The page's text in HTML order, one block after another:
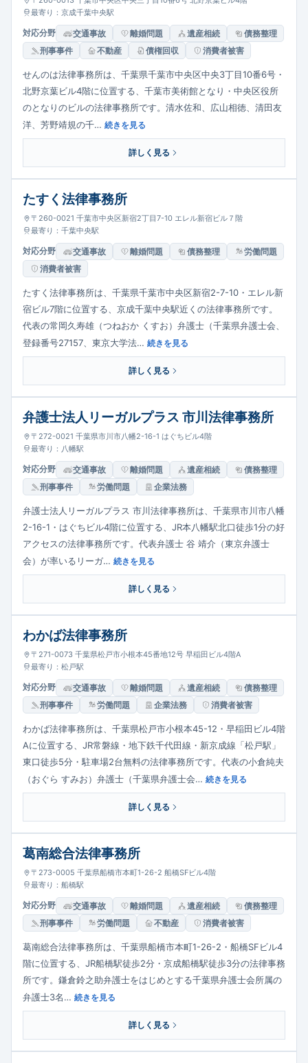
最寄り：京成千葉中央駅
対応分野 交通事故 離婚問題 遺産相続
債務整理
刑事事件
不動産 債権回収 消費者被害
せんのは法律事務所は、千葉県千葉市中央区中央3丁目10番6号・
北野京葉ビル4階に位置する、千葉市美術館となり・中央区役所
のとなりのビルの法律事務所です。清水佐和、広山相徳、清田友
洋、芳野靖規の千… 続きを見る
詳しく見る
たすく法律事務所
〒260-0021 千葉市中央区新宿2丁目7-10 エレル新宿ビル７階
最寄り：千葉中央駅
対応分野 交通事故 離婚問題 債務整理
労働問題
消費者被害
たすく法律事務所は、千葉県千葉市中央区新宿2-7-10・エレル新
宿ビル7階に位置する、京成千葉中央駅近くの法律事務所です。
代表の常岡久寿雄（つねおか くすお）弁護士（千葉県弁護士会、
登録番号27157、東京大学法… 続きを見る
詳しく見る
弁護士法人リーガルプラス 市川法律事務所
〒272-0021 千葉県市川市八幡2-16-1 はぐちビル4階
最寄り：八幡駅
対応分野 交通事故 離婚問題 遺産相続
債務整理
刑事事件
労働問題 企業法務
弁護士法人リーガルプラス 市川法律事務所は、千葉県市川市八幡
2-16-1・はぐちビル4階に位置する、JR本八幡駅北口徒歩1分の好
アクセスの法律事務所です。代表弁護士 谷 靖介（東京弁護士
会）が率いるリーガ… 続きを見る
詳しく見る
わかば法律事務所
〒271-0073 千葉県松戸市小根本45番地12号 早稲田ビル4階A
最寄り：松戸駅
対応分野 交通事故 離婚問題 遺産相続
債務整理
刑事事件
労働問題 企業法務 消費者被害
わかば法律事務所は、千葉県松戸市小根本45-12・早稲田ビル4階
Aに位置する、JR常磐線・地下鉄千代田線・新京成線「松戸駅」
東口徒歩5分・駐車場2台無料の法律事務所です。代表の小倉純夫
（おぐら すみお）弁護士（千葉県弁護士会… 続きを見る
詳しく見る
葛南総合法律事務所
〒273-0005 千葉県船橋市本町1-26-2 船橋SFビル4階
最寄り：船橋駅
対応分野 交通事故 離婚問題 遺産相続
債務整理
刑事事件
労働問題 不動産 消費者被害
葛南総合法律事務所は、千葉県船橋市本町1-26-2・船橋SFビル4
階に位置する、JR船橋駅徒歩2分・京成船橋駅徒歩3分の法律事務
所です。鎌倉鈴之助弁護士をはじめとする千葉県弁護士会所属の
弁護士3名… 続きを見る
詳しく見る